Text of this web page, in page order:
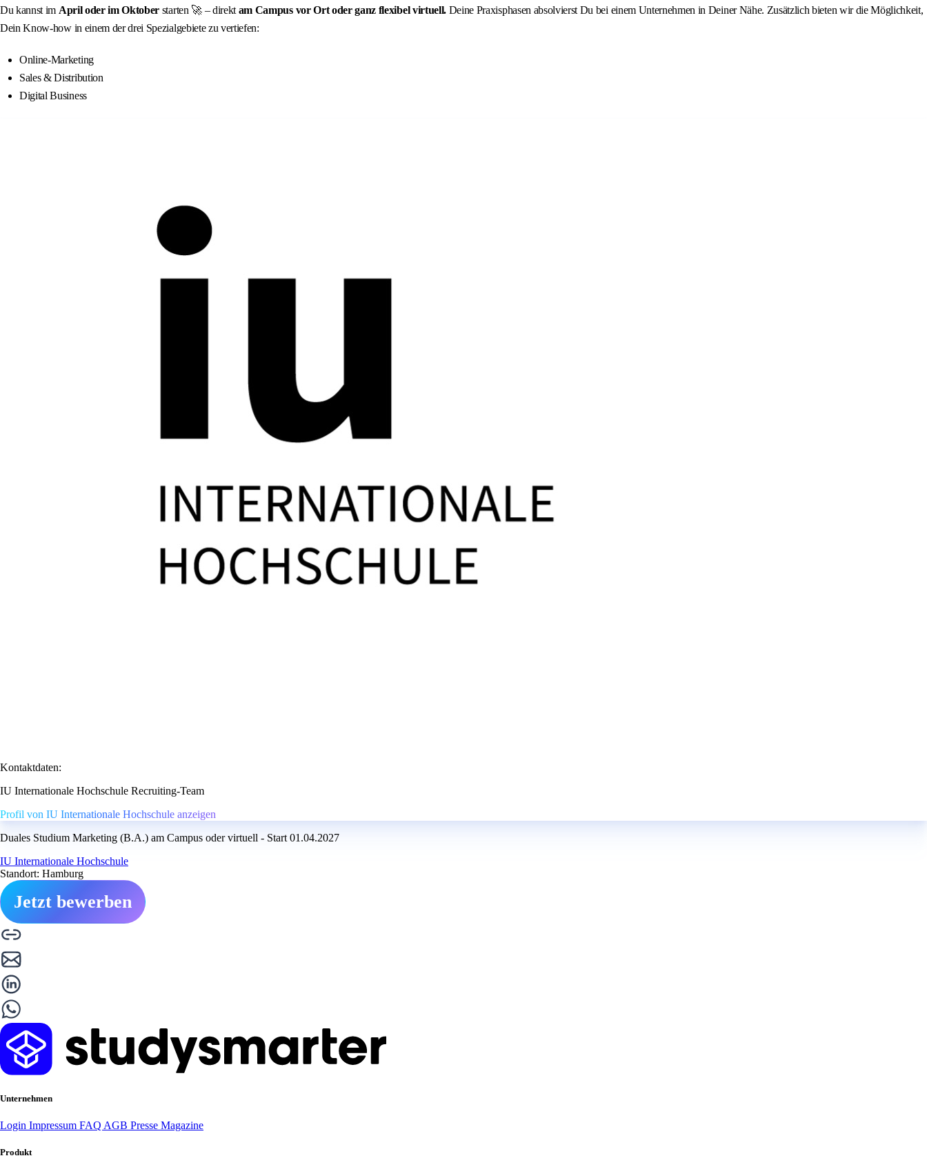
Du kannst im April oder im Oktober starten 🚀 – direkt am Campus vor Ort oder ganz flexibel virtuell. Deine Praxisphasen absolvierst Du bei einem Unternehmen in Deiner Nähe. Zusätzlich bieten wir die Möglichkeit,
Dein Know-how in einem der drei Spezialgebiete zu vertiefen:
Online-Marketing
Sales & Distribution
Digital Business
Kontaktdaten:
IU Internationale Hochschule Recruiting-Team
Profil von IU Internationale Hochschule anzeigen
Duales Studium Marketing (B.A.) am Campus oder virtuell - Start 01.04.2027
IU Internationale Hochschule
Standort: Hamburg
Jetzt bewerben
Unternehmen
Login Impressum FAQ AGB Presse Magazine
Produkt